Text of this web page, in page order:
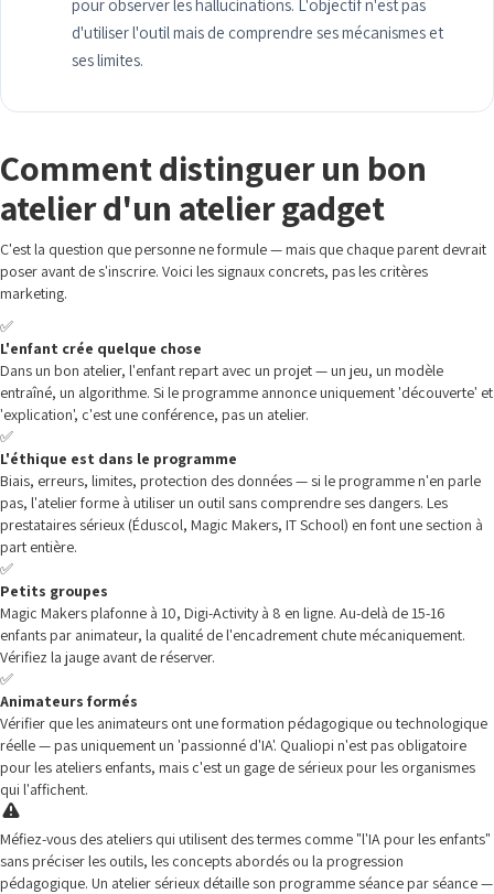
pour observer les hallucinations. L'objectif n'est pas
d'utiliser l'outil mais de comprendre ses mécanismes et
ses limites.
Comment distinguer un bon
atelier d'un atelier gadget
C'est la question que personne ne formule — mais que chaque parent devrait
poser avant de s'inscrire. Voici les signaux concrets, pas les critères
marketing.
✅
L'enfant crée quelque chose
Dans un bon atelier, l'enfant repart avec un projet — un jeu, un modèle
entraîné, un algorithme. Si le programme annonce uniquement 'découverte' et
'explication', c'est une conférence, pas un atelier.
✅
L'éthique est dans le programme
Biais, erreurs, limites, protection des données — si le programme n'en parle
pas, l'atelier forme à utiliser un outil sans comprendre ses dangers. Les
prestataires sérieux (Éduscol, Magic Makers, IT School) en font une section à
part entière.
✅
Petits groupes
Magic Makers plafonne à 10, Digi-Activity à 8 en ligne. Au-delà de 15-16
enfants par animateur, la qualité de l'encadrement chute mécaniquement.
Vérifiez la jauge avant de réserver.
✅
Animateurs formés
Vérifier que les animateurs ont une formation pédagogique ou technologique
réelle — pas uniquement un 'passionné d'IA'. Qualiopi n'est pas obligatoire
pour les ateliers enfants, mais c'est un gage de sérieux pour les organismes
qui l'affichent.
Méfiez-vous des ateliers qui utilisent des termes comme "l'IA pour les enfants"
sans préciser les outils, les concepts abordés ou la progression
pédagogique. Un atelier sérieux détaille son programme séance par séance —